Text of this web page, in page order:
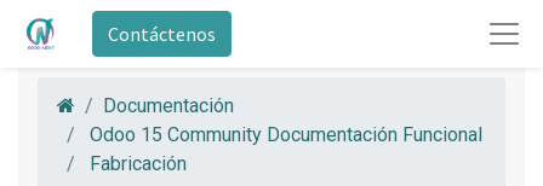
Contáctenos
Documentación
Odoo 15 Community Documentación Funcional
Fabricación